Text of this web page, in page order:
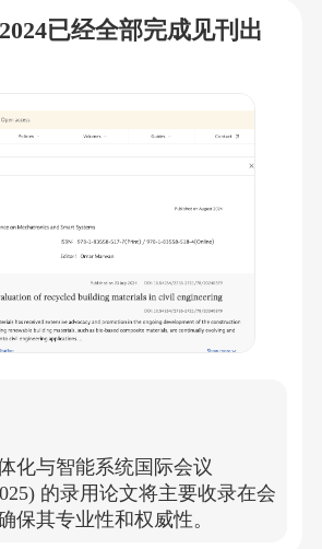
已经全部完成见刊出
化与智能系统国际会议
的录用论文将主要收录在会
保其专业性和权威性。